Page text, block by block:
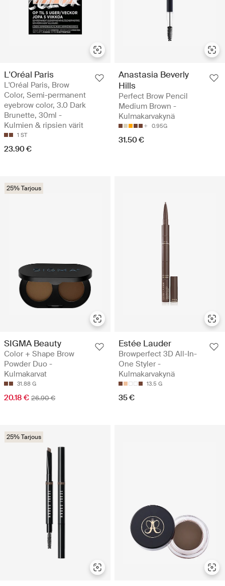
L'Oréal Paris
L'Oréal Paris, Brow
Color, Semi-permanent
eyebrow color, 3.0 Dark
Brunette, 30ml -
Kulmien & ripsien värit
1 ST
23.90 €
Anastasia Beverly
Hills
Perfect Brow Pencil
Medium Brown -
Kulmakarvakynä
0.95G
31.50 €
25% Tarjous
SIGMA Beauty
Color + Shape Brow
Powder Duo -
Kulmakarvat
31.88 G
20.18 € 26.90 €
Estée Lauder
Browperfect 3D All-In-
One Styler -
Kulmakarvakynä
13.5 G
35 €
25% Tarjous